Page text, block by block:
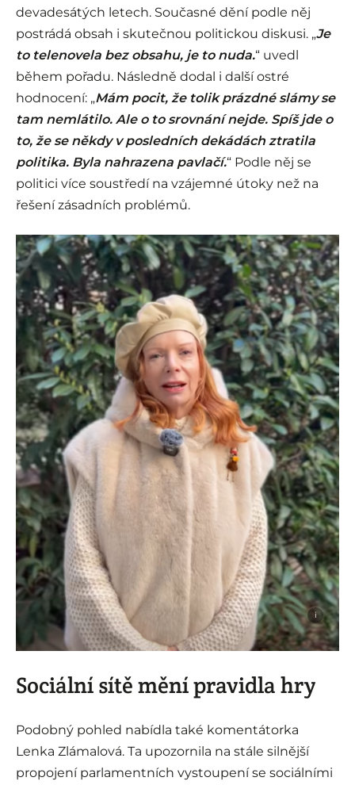
devadesátých letech. Současné dění podle něj
postrádá obsah i skutečnou politickou diskusi. „Je
to telenovela bez obsahu, je to nuda.“ uvedl
během pořadu. Následně dodal i další ostré
hodnocení: „Mám pocit, že tolik prázdné slámy se
tam nemlátilo. Ale o to srovnání nejde. Spíš jde o
to, že se někdy v posledních dekádách ztratila
politika. Byla nahrazena pavlačí.“ Podle něj se
politici více soustředí na vzájemné útoky než na
řešení zásadních problémů.
i
Sociální sítě mění pravidla hry
Podobný pohled nabídla také komentátorka
Lenka Zlámalová. Ta upozornila na stále silnější
propojení parlamentních vystoupení se sociálními